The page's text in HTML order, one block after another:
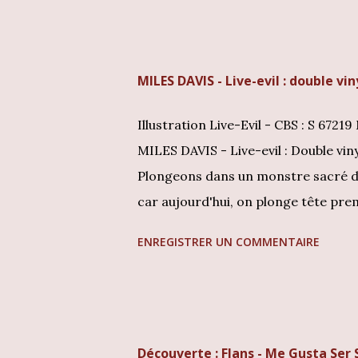
Artes : (cliquez l'image pour les
MILES DAVIS - Live-evil : double
Illustration Live-Evil - CBS : S
MILES DAVIS - Live-evil : Double
Plongeons dans un monstre sacré
car aujourd'hui, on plonge tête
ENREGISTRER UN COMMENTAIRE
Découverte : Flans - Me Gusta Ser